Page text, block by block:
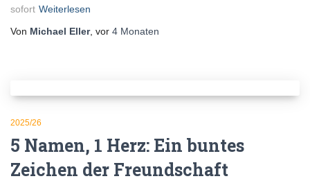
sofort Weiterlesen
Von Michael Eller, vor 4 Monaten
2025/26
5 Namen, 1 Herz: Ein buntes
Zeichen der Freundschaft